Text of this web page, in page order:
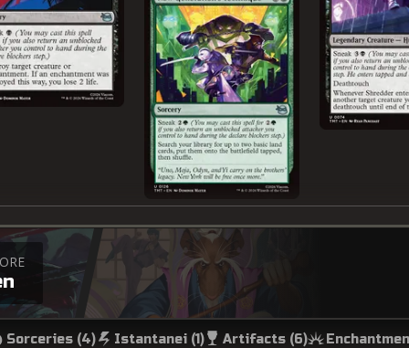
Sorceries (4) Istantanei (1) Artifacts (6)